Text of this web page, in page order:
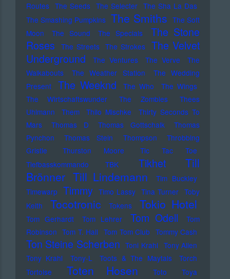
Routes The Seeds The Selecter The Sha La Das
The Smashing Pumpkins The Smiths The Soft
Moon
The Sound The Specials
The Stone
Roses
The Streets The Strokes
The Velvet
Underground
The Ventures The Verve
The
Walkabouts
The Weather Station
The Wedding
Present
The Weeknd The Who
The Wings
The Wirtschaftswunder
The Zombies
Thees
Uhlmann
Them Thilo Mischke
Thirty Seconds To
Mars
Thomas D Thomas Gottschalk
Thomas
Pynchon
Thomas Stein Thompson
Throbbing
Gristle
Thurston Moore
Tic Tac Toe
Tiefbasskommando TBK
Tikhet
Till
Brönner Till Lindemann
Tim Buckley
Timewarp Timmy Timo Lassy Tina Turner Toby
Keith
Tocotronic Tokens Tokio Hotel
Tom Gerhardt Tom Lehrer Tom Odell
Tom
Robinson Tom T. Hall Tom Tom Club Tommy Cash
Ton Steine Scherben Toni Krahl Tony Allen
Tony Krahl
Tony-L Toots & The Maytals
Torch
Tortoise
Toten Hosen Toto
Toya